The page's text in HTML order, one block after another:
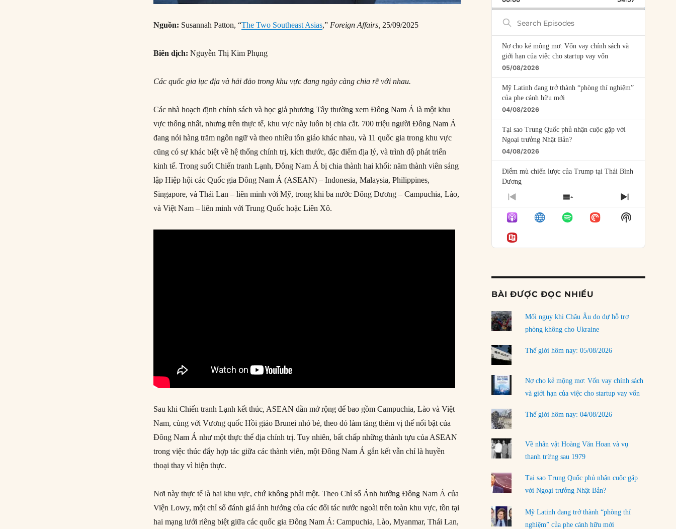
Nguồn: Susannah Patton, “The Two Southeast Asias,”Foreign Affairs, 25/09/2025
Biên dịch: Nguyễn Thị Kim Phụng
Các quốc gia lục địa và hải đảo trong khu vực đang ngày càng chia rẽ với nhau.
Các nhà hoạch định chính sách và học giả phương Tây thường xem Đông Nam Á là một khu
vực thống nhất, nhưng trên thực tế, khu vực này luôn bị chia cắt. 700 triệu người Đông Nam Á
đang nói hàng trăm ngôn ngữ và theo nhiều tôn giáo khác nhau, và 11 quốc gia trong khu vực
cũng có sự khác biệt về hệ thống chính trị, kích thước, đặc điểm địa lý, và trình độ phát triển
kinh tế. Trong suốt Chiến tranh Lạnh, Đông Nam Á bị chia thành hai khối: năm thành viên sáng
lập Hiệp hội các Quốc gia Đông Nam Á (ASEAN) – Indonesia, Malaysia, Philippines,
Singapore, và Thái Lan – liên minh với Mỹ, trong khi ba nước Đông Dương – Campuchia, Lào,
và Việt Nam – liên minh với Trung Quốc hoặc Liên Xô.
Sau khi Chiến tranh Lạnh kết thúc, ASEAN dần mở rộng để bao gồm Campuchia, Lào và Việt
Nam, cùng với Vương quốc Hồi giáo Brunei nhỏ bé, theo đó làm tăng thêm vị thế nổi bật của
Đông Nam Á như một thực thể địa chính trị. Tuy nhiên, bất chấp những thành tựu của ASEAN
trong việc thúc đẩy hợp tác giữa các thành viên, một Đông Nam Á gắn kết vẫn chỉ là huyền
thoại thay vì hiện thực.
Nơi này thực tế là hai khu vực, chứ không phải một. Theo Chỉ số Ảnh hưởng Đông Nam Á của
Viện Lowy, một chỉ số đánh giá ảnh hưởng của các đối tác nước ngoài trên toàn khu vực, tồn tại
hai mạng lưới riêng biệt giữa các quốc gia Đông Nam Á: Campuchia, Lào, Myanmar, Thái Lan,
Search
Episodes
Nợ cho kẻ mộng mơ: Vốn vay chính sách và
giới hạn của việc cho startup vay vốn
05/08/2026
Mỹ Latinh đang trở thành “phòng thí nghiệm”
của phe cánh hữu mới
04/08/2026
Tại sao Trung Quốc phủ nhận cuộc gặp với
Ngoại trưởng Nhật Bản?
04/08/2026
Điểm mù chiến lược của Trump tại Thái Bình
Dương
03/08/2026
Đặt cược vào thất bại: Các quỹ đầu tư mạo
hiểm quốc gia và khía cạnh chính trị của vốn
rủi ro
02/08/2026
01/08/2026
Chiến lược kế tiếp của Bắc Kinh ở Biển Đông
Trật tự thế giới mới: Các nước nhỏ sẽ luôn
30/07/2026
tròn thân cận của mình
29/07/2026
Chiến dịch ‘siêu cường drone’ có giúp
Ukraine xoay chuyển cục diện chiến trường?
LOAD MORE
PREVIOUS
EPISODE
SHOW
EPISODES
LIST
NEXT
EPISODE
Show
Podcast
BÀI ĐƯỢC ĐỌC NHIỀU
Mối nguy khi Châu Âu do dự hỗ trợ
phòng không cho Ukraine
Thế giới hôm nay: 05/08/2026
Nợ cho kẻ mộng mơ: Vốn vay chính sách
và giới hạn của việc cho startup vay vốn
Thế giới hôm nay: 04/08/2026
Về nhân vật Hoàng Văn Hoan và vụ
thanh trừng sau 1979
Tại sao Trung Quốc phủ nhận cuộc gặp
với Ngoại trưởng Nhật Bản?
Mỹ Latinh đang trở thành “phòng thí
nghiệm” của phe cánh hữu mới